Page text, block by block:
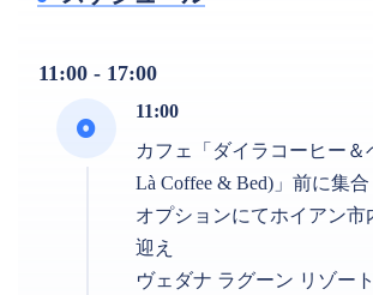
11:00 - 17:00
11:00
カフェ「ダイラコーヒー＆
Là Coffee & Bed)」前に集
オプションにてホイアン市
迎え
ヴェダナ ラグーン リゾー